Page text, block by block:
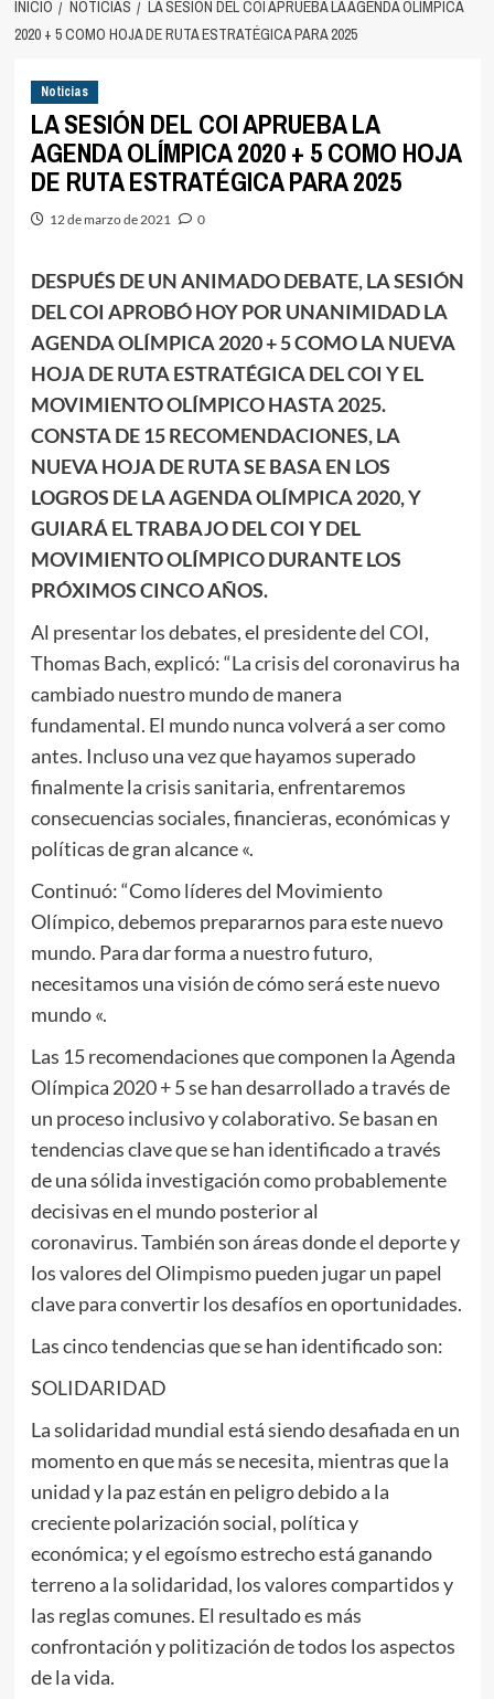
INICIO NOTICIAS
LA SESIÓN DEL COI APRUEBA LA AGENDA OLÍMPICA
2020 + 5 COMO HOJA DE RUTA ESTRATÉGICA PARA 2025
Noticias
LA SESIÓN DEL COI APRUEBA LA
AGENDA OLÍMPICA 2020 + 5 COMO HOJA
DE RUTA ESTRATÉGICA PARA 2025
12 de marzo de 2021 0
DESPUÉS DE UN ANIMADO DEBATE, LA SESIÓN
DEL COI APROBÓ HOY POR UNANIMIDAD LA
AGENDA OLÍMPICA 2020 + 5 COMO LA NUEVA
HOJA DE RUTA ESTRATÉGICA DEL COI Y EL
MOVIMIENTO OLÍMPICO HASTA 2025.
CONSTA DE 15 RECOMENDACIONES, LA
NUEVA HOJA DE RUTA SE BASA EN LOS
LOGROS DE LA AGENDA OLÍMPICA 2020, Y
GUIARÁ EL TRABAJO DEL COI Y DEL
MOVIMIENTO OLÍMPICO DURANTE LOS
PRÓXIMOS CINCO AÑOS.
Al presentar los debates, el presidente del COI,
Thomas Bach, explicó: “La crisis del coronavirus ha
cambiado nuestro mundo de manera
fundamental. El mundo nunca volverá a ser como
antes. Incluso una vez que hayamos superado
finalmente la crisis sanitaria, enfrentaremos
consecuencias sociales, financieras, económicas y
políticas de gran alcance «.
Continuó: “Como líderes del Movimiento
Olímpico, debemos prepararnos para este nuevo
mundo. Para dar forma a nuestro futuro,
necesitamos una visión de cómo será este nuevo
mundo «.
Las 15 recomendaciones que componen la Agenda
Olímpica 2020 + 5 se han desarrollado a través de
un proceso inclusivo y colaborativo. Se basan en
tendencias clave que se han identificado a través
de una sólida investigación como probablemente
decisivas en el mundo posterior al
coronavirus. También son áreas donde el deporte y
los valores del Olimpismo pueden jugar un papel
clave para convertir los desafíos en oportunidades.
Las cinco tendencias que se han identificado son:
SOLIDARIDAD
La solidaridad mundial está siendo desafiada en un
momento en que más se necesita, mientras que la
unidad y la paz están en peligro debido a la
creciente polarización social, política y
económica; y el egoísmo estrecho está ganando
terreno a la solidaridad, los valores compartidos y
las reglas comunes. El resultado es más
confrontación y politización de todos los aspectos
de la vida.